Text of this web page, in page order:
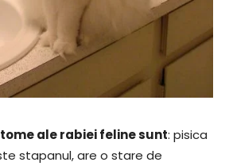
ale rabiei feline sunt: pisica
stapanul, are o stare de